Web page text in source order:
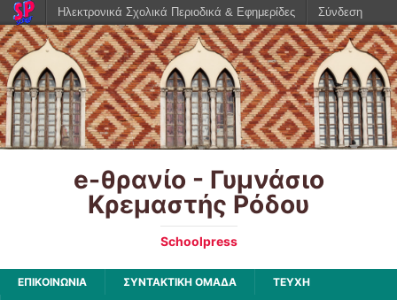
e-θρανίο - Γυμνάσιο
Κρεμαστής Ρόδου
Schoolpress
ΕΠΙΚΟΙΝΩΝΙΑ ΣΥΝΤΑΚΤΙΚΗ ΟΜΑΔΑ
ΤΕΥΧΗ
Ηλεκτρονικά Σχολικά Περιοδικά & Εφημερίδες Σύνδεση